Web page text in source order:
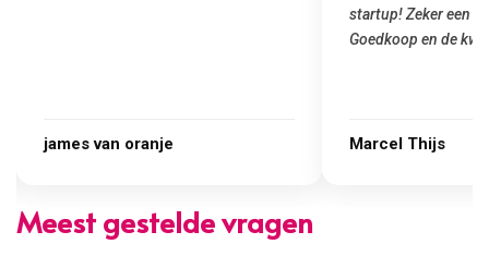
james van oranje
startup! Zeker een
Goedkoop en de
Marcel Thijs
Meest gestelde vragen